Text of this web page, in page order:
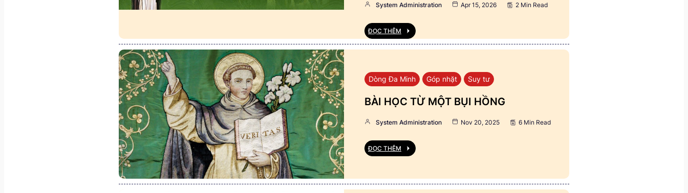
System Administration Apr 15, 2026 2 Min Read
ĐỌC THÊM
Dòng Đa Minh Góp nhặt Suy tư
BÀI HỌC TỪ MỘT BỤI HỒNG
System Administration Nov 20, 2025 6 Min Read
ĐỌC THÊM